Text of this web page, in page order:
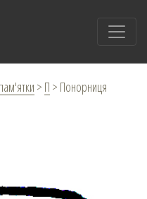
> П > Понорниця